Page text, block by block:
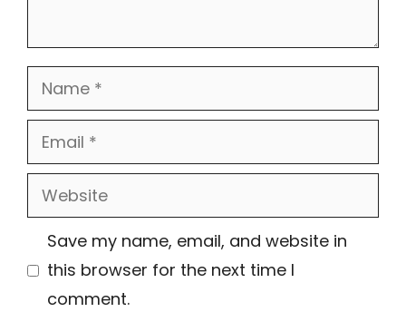
Name
Email
Website
Save my name, email, and website in
this browser for the next time I
comment.